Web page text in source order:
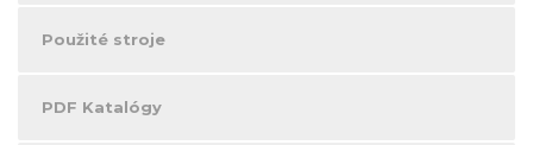
Použité stroje
PDF Katalógy